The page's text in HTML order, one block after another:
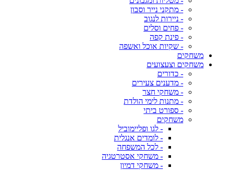
- מתקני נייר וסבון
- ניירות לנגוב
- פחים וסלים
- פינת קפה
- שקיות אוכל ואשפה
משחקים
משחקים וצעצועים
- כדורים
- מדענים צעירים
- משחקי חצר
- מתנות לימי הולדת
- ספורט ביתי
משחקים
- לגו ופליימוביל
- לומדים אנגלית
- לכל המשפחה
- משחקי אסטרטגיה
- משחקי דמיון